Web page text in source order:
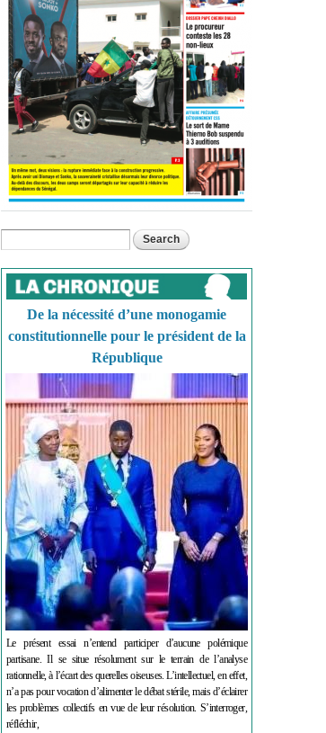
Search form
De la nécessité d’une monogamie
constitutionnelle pour le président de la
République
Le présent essai n’entend participer d’aucune polémique
partisane. Il se situe résolument sur le terrain de l’analyse
rationnelle, à l’écart des querelles oiseuses. L’intellectuel, en effet,
n’a pas pour vocation d’alimenter le débat stérile, mais d’éclairer
les problèmes collectifs en vue de leur résolution. S’interroger,
réfléchir,